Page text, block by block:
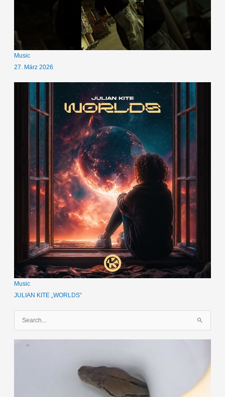
Music
27. März 2026
Music
JULIAN KITE „WORLDS“
c